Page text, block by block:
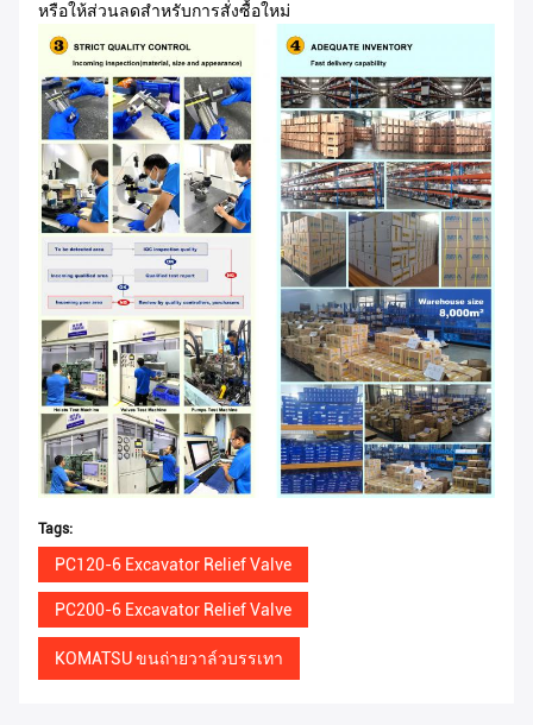
หรือให้ส่วนลดสำหรับการสั่งซื้อใหม่
Tags:
PC120-6 Excavator Relief Valve
PC200-6 Excavator Relief Valve
KOMATSU ขนถ่ายวาล์วบรรเทา